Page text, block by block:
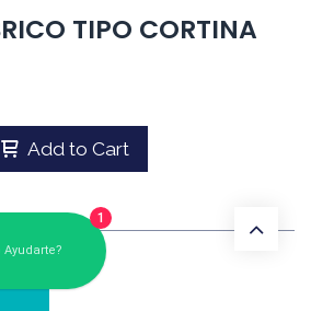
TIPO CORTINA
Add to Cart
1